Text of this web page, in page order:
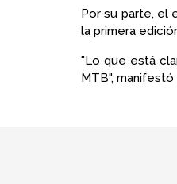
Por su parte, el
la primera
"Lo que está
MTB",